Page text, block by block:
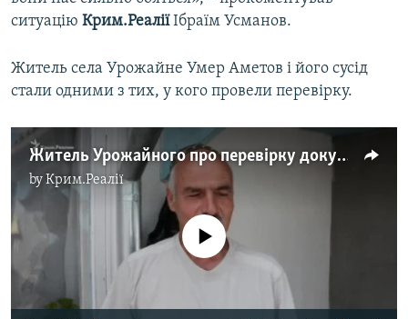
ситуацію Крим.РеаліїІбраїм Усманов.
Житель села Урожайне Умер Аметов і його сусід
стали одними з тих, у кого провели перевірку.
Житель Урожайного про перевірку документів російськими прикордонниками
byКрим.Реалії
No media source currently available